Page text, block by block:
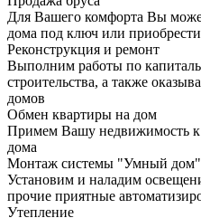
Для Вашего комфорта Вы
дома под ключ или
Реконструкция и ремонт
Выполним работы по
строительства, а также
домов
Обмен квартиры на дом
Примем Вашу недвижимость к
дома
Монтаж системы "Умный дом"
Установим и наладим
прочие приятные
Утепление